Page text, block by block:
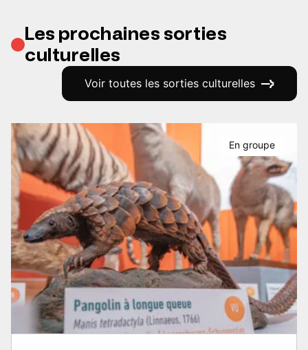
Les prochaines sorties
culturelles
Voir toutes les sorties culturelles
En groupe